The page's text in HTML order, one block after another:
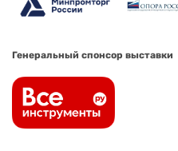
Генеральный спонсор выставки